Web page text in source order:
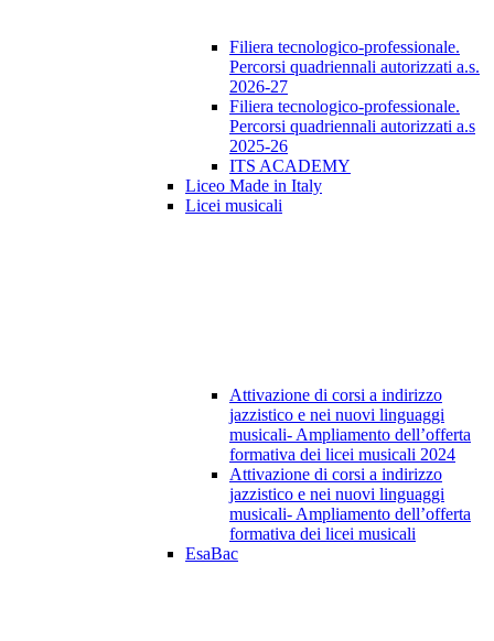
Filiera tecnologico-professionale.
Percorsi quadriennali autorizzati a.s.
2026-27
Filiera tecnologico-professionale.
Percorsi quadriennali autorizzati a.s
2025-26
ITS ACADEMY
Liceo Made in Italy
Licei musicali
Attivazione di corsi a indirizzo
jazzistico e nei nuovi linguaggi
musicali- Ampliamento dell’offerta
formativa dei licei musicali 2024
Attivazione di corsi a indirizzo
jazzistico e nei nuovi linguaggi
musicali- Ampliamento dell’offerta
formativa dei licei musicali
EsaBac